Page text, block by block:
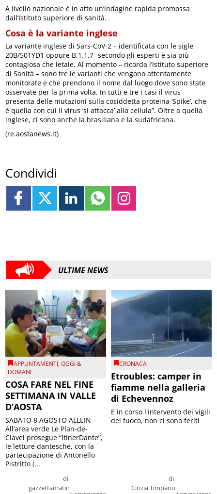
A livello nazionale è in atto un’indagine rapida promossa
dall’Istituto superiore di sanità.
Cosa è la variante inglese
La variante inglese di Sars-CoV-2 – identificata con le sigle
20B/501YD1 oppure B.1.1.7- secondo gli esperti è sia più
contagiosa che letale. Al momento – ricorda l’Istituto superiore
di Sanità – sono tre le varianti che vengono attentamente
monitorate e che prendono il nome dal luogo dove sono state
osservate per la prima volta. In tutti e tre i casi il virus
presenta delle mutazioni sulla cosiddetta proteina ‘Spike’, che
è quella con cui il virus ‘si attacca’ alla cellula”. Oltre a quella
inglese, ci sono anche la brasiliana e la sudafricana.
(re.aostanews.it)
Condividi
ULTIME NEWS
APPUNTAMENTI,OGGI &
DOMANI
COSA FARE NEL FINE
SETTIMANA IN VALLE
D’AOSTA
di
gazzettamatin
SABATO 8 AGOSTO ALLEIN –
All’area verde Le Plan-de-
Clavel prosegue “ItinerDante”,
le letture dantesche, con la
partecipazione di Antonello
Pistritto (...
CRONACA
Etroubles: camper in
fiamme nella galleria
di Echevennoz
di
Cinzia Timpano
E in corso l'intervento dei vigili
del fuoco, non ci sono feriti